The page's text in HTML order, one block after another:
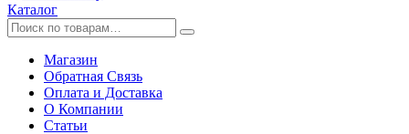
Каталог
Искать:
Магазин
Обратная Связь
Оплата и Доставка
О Компании
Статьи